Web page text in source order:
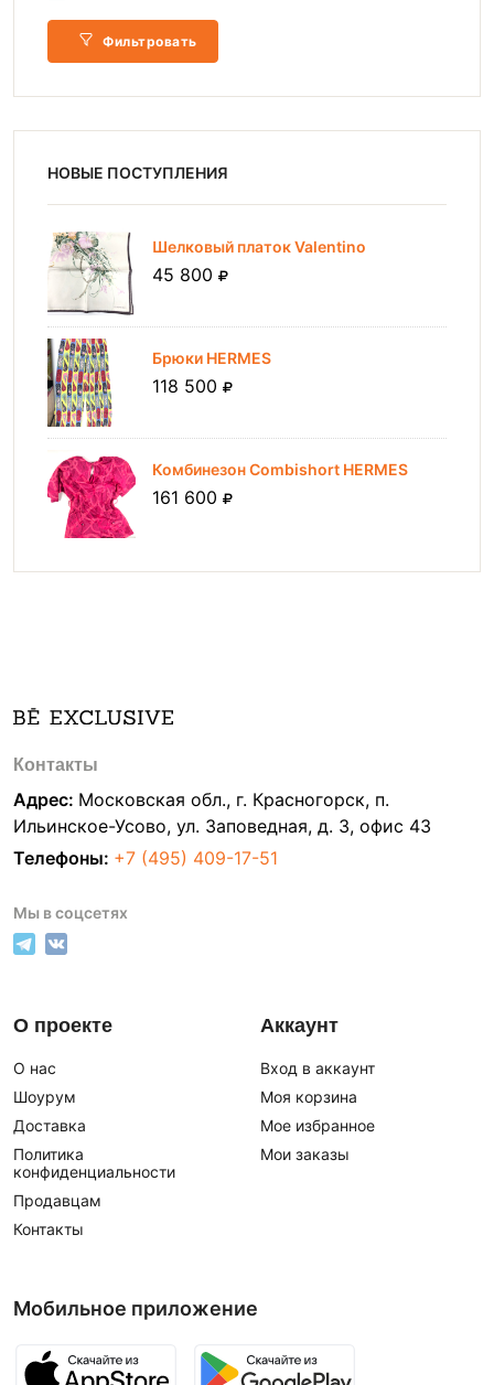
Фильтровать
НОВЫЕ ПОСТУПЛЕНИЯ
Шелковый платок Valentino
45 800
Брюки HERMES
118 500
Комбинезон Combishort HERMES
161 600
Контакты
Адрес: Московская обл., г. Красногорск, п.
Ильинское-Усово, ул. Заповедная, д. 3, офис 43
Телефоны: +7 (495) 409-17-51
Мы в соцсетях
О проекте
О нас
Шоурум
Доставка
Политика
конфиденциальности
Продавцам
Контакты
Аккаунт
Вход в аккаунт
Моя корзина
Мое избранное
Мои заказы
Мобильное приложение